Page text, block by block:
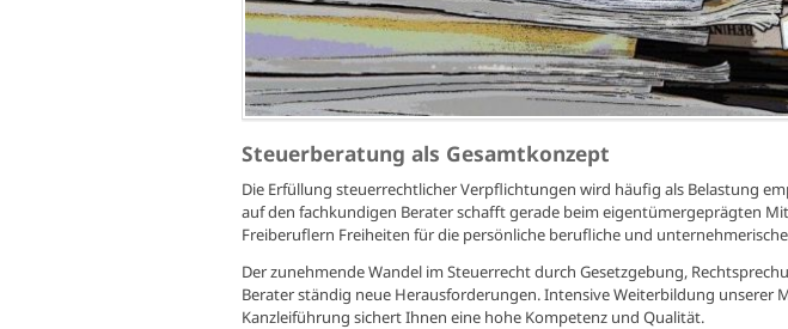
Steuerberatung als Gesamtkonzept
Die Erfüllung steuerrechtlicher Verpflichtungen wird häufig als Belastung
auf den fachkundigen Berater schafft gerade beim eigentümergeprägten
Freiberuflern Freiheiten für die persönliche berufliche und
Der zunehmende Wandel im Steuerrecht durch Gesetzgebung,
Berater ständig neue Herausforderungen. Intensive Weiterbildung unserer
Kanzleiführung sichert Ihnen eine hohe Kompetenz und Qualität.